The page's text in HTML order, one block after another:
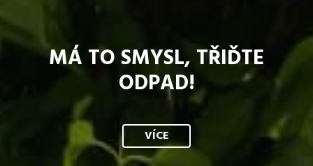
MÁ TO SMYSL, TŘIĎTE
ODPAD!
VÍCE